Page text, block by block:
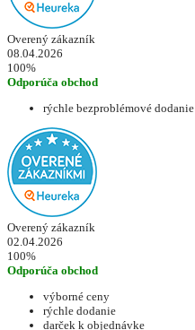
Overený zákazník
08.04.2026
100%
Odporúča obchod
rýchle bezproblémové dodanie
Overený zákazník
02.04.2026
100%
Odporúča obchod
výborné ceny
rýchle dodanie
darček k objednávke